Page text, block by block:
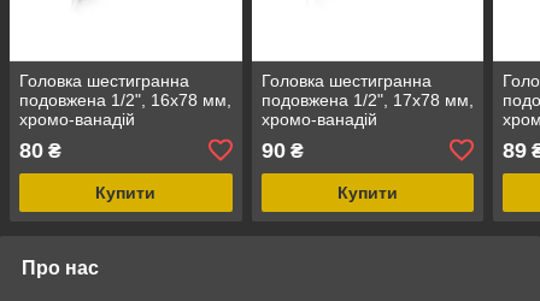
Головка шестигранна
подовжена 1/2", 16x78 мм,
хромо-ванадій
80 ₴
Купити
Головка шестигранна
подовжена 1/2", 17x78 мм,
хромо-ванадій
90₴
Купити
89
Про нас